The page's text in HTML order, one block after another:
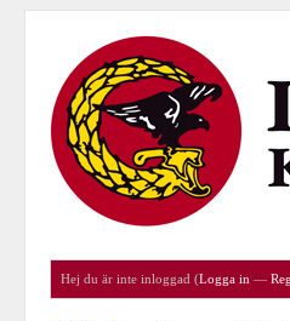
Hej du är inte inloggad (Logga in —